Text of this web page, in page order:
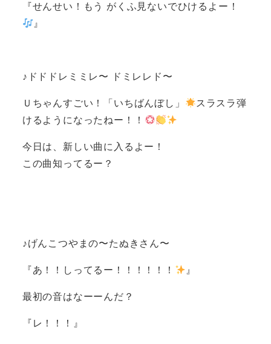
『せんせい！もう がくふ見ないでひけるよー！
』
♪ドドドレミミレ〜 ドミレレド〜
Ｕちゃんすごい！「いちばんぼし」
スラスラ弾
けるようになったねー！！
今日は、新しい曲に入るよー！
この曲知ってるー？
♪げんこつやまの〜たぬきさん〜
『あ！！しってるー！！！！！！ 』
最初の音はなーーんだ？
『レ！！！』